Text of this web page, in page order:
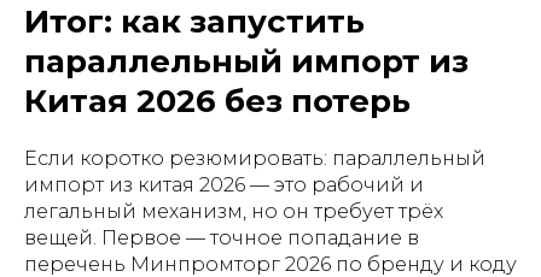
Итог: как запустить
параллельный импорт из
Китая 2026 без потерь
Если коротко резюмировать: параллельный
импорт из китая 2026 — это рабочий и
легальный механизм, но он требует трёх
вещей. Первое — точное попадание в
перечень Минпромторг 2026 по бренду и коду